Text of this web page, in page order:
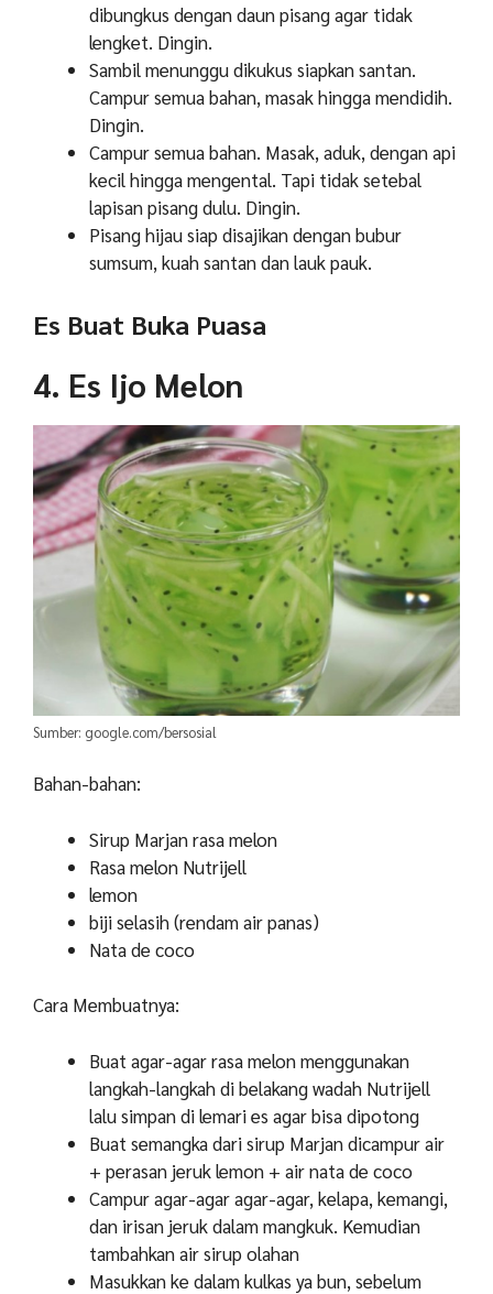
dibungkus dengan daun pisang agar tidak
lengket. Dingin.
Sambil menunggu dikukus siapkan santan.
Campur semua bahan, masak hingga mendidih.
Dingin.
Campur semua bahan. Masak, aduk, dengan api
kecil hingga mengental. Tapi tidak setebal
lapisan pisang dulu. Dingin.
Pisang hijau siap disajikan dengan bubur
sumsum, kuah santan dan lauk pauk.
Es Buat Buka Puasa
4. Es Ijo Melon
Sumber: google.com/bersosial
Bahan-bahan:
Sirup Marjan rasa melon
Rasa melon Nutrijell
lemon
biji selasih (rendam air panas)
Nata de coco
Cara Membuatnya:
Buat agar-agar rasa melon menggunakan
langkah-langkah di belakang wadah Nutrijell
lalu simpan di lemari es agar bisa dipotong
Buat semangka dari sirup Marjan dicampur air
+ perasan jeruk lemon + air nata de coco
Campur agar-agar agar-agar, kelapa, kemangi,
dan irisan jeruk dalam mangkuk. Kemudian
tambahkan air sirup olahan
Masukkan ke dalam kulkas ya bun, sebelum